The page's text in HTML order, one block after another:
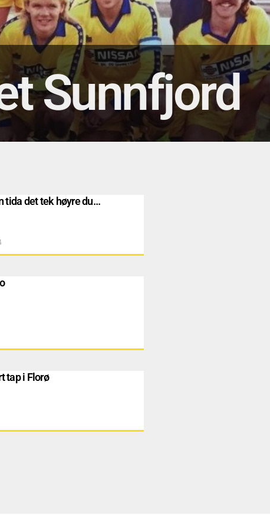
Sunnfjord
tida det tek høyre du…
tap i Florø